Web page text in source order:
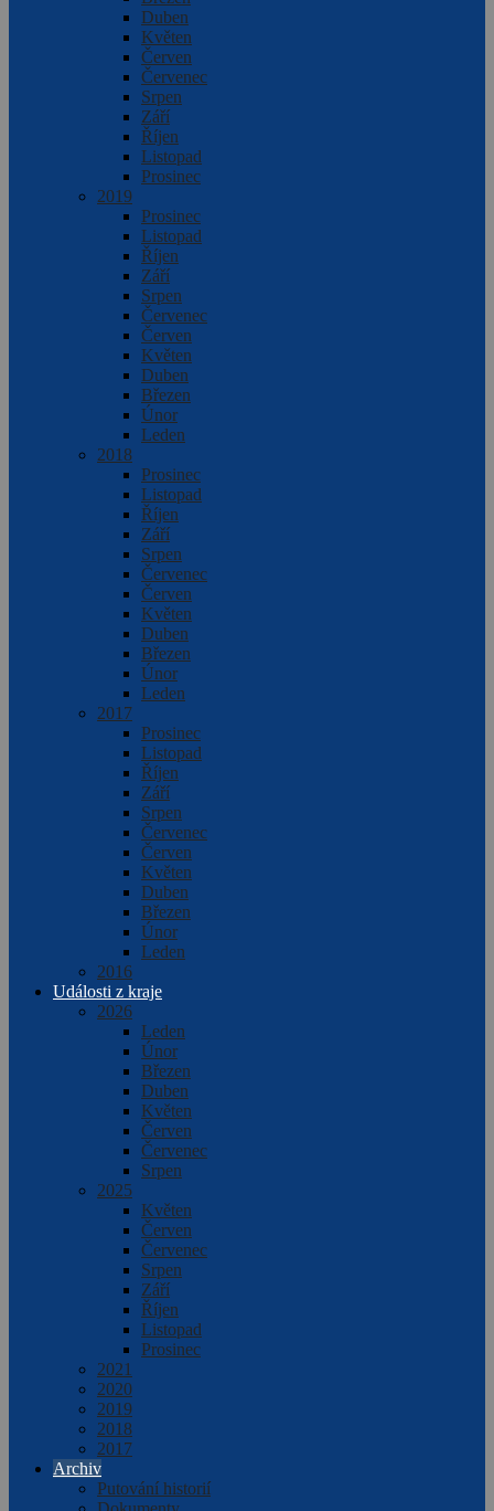
Duben
Květen
Červen
Červenec
Srpen
Září
Říjen
Listopad
Prosinec
2019
Prosinec
Listopad
Říjen
Září
Srpen
Červenec
Červen
Květen
Duben
Březen
Únor
Leden
2018
Prosinec
Listopad
Říjen
Září
Srpen
Červenec
Červen
Květen
Duben
Březen
Únor
Leden
2017
Prosinec
Listopad
Říjen
Září
Srpen
Červenec
Červen
Květen
Duben
Březen
Únor
Leden
2016
Události z kraje
2026
Leden
Únor
Březen
Duben
Květen
Červen
Červenec
Srpen
2025
Květen
Červen
Červenec
Srpen
Září
Říjen
Listopad
Prosinec
2021
2020
2019
2018
2017
Archiv
Putování historií